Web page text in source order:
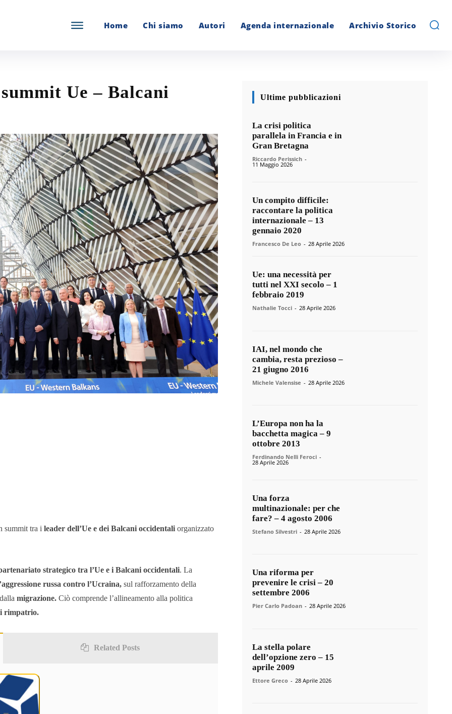
Home Chi siamo Autori Agenda internazionale Archivio Storico
Ue – Balcani
summit tra i leader dell’Ue e dei Balcani occidentali organizzato
strategico tra l’Ue e i Balcani occidentali. La
russa contro l’Ucraina, sul rafforzamento della
migrazione. Ciò comprende l’allineamento alla politica
rimpatrio.
Related Posts
Ultime pubblicazioni
La crisi politica
parallela in Francia e in
Gran Bretagna
Riccardo Perissich -
11 Maggio 2026
Un compito difficile:
raccontare la politica
internazionale – 13
gennaio 2020
Francesco De Leo - 28 Aprile 2026
Ue: una necessità per
tutti nel XXI secolo – 1
febbraio 2019
Nathalie Tocci - 28 Aprile 2026
IAI, nel mondo che
cambia, resta prezioso –
21 giugno 2016
Michele Valensise - 28 Aprile 2026
L’Europa non ha la
bacchetta magica – 9
ottobre 2013
Ferdinando Nelli Feroci -
28 Aprile 2026
Una forza
multinazionale: per che
fare? – 4 agosto 2006
Stefano Silvestri - 28 Aprile 2026
Una riforma per
prevenire le crisi – 20
settembre 2006
Pier Carlo Padoan - 28 Aprile 2026
La stella polare
dell’opzione zero – 15
aprile 2009
Ettore Greco - 28 Aprile 2026